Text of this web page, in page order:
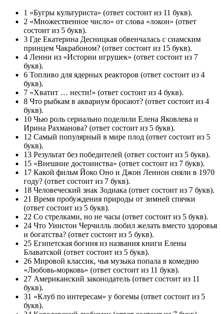
1 «Бугры культуриста» (ответ состоит из 11 букв).
2 «Множественное число» от слова «локон» (ответ
состоит из 5 букв).
3 Где Екатерина Десницкая обвенчалась с сиамским
принцем Чакрабоном? (ответ состоит из 15 букв).
4 Ленни из «Истории игрушек» (ответ состоит из 7
букв).
6 Топливо для ядерных реакторов (ответ состоит из 4
букв).
7 «Хватит … нести!» (ответ состоит из 4 букв).
8 Что рыбкам в аквариум бросают? (ответ состоит из 4
букв).
10 Чью роль сериально поделили Елена Яковлева и
Ирина Рахманова? (ответ состоит из 5 букв).
12 Самый популярный в мире плод (ответ состоит из 5
букв).
13 Результат без победителей (ответ состоит из 5 букв).
15 «Внешние достоинства» (ответ состоит из 7 букв).
17 Какой фильм Йоко Оно и Джон Леннон сняли в 1970
году? (ответ состоит из 7 букв).
18 Человеческий знак Зодиака (ответ состоит из 7 букв).
21 Время пробуждения природы от зимней спячки
(ответ состоит из 5 букв).
22 Со стрелками, но не часы (ответ состоит из 5 букв).
24 Что Уинстон Черчилль любил желать вместо здоровья
и богатства? (ответ состоит из 5 букв).
25 Египетская богиня из названия книги Елены
Блаватской (ответ состоит из 5 букв).
26 Мировой классик, чья музыка попала в комедию
«Любовь-морковь» (ответ состоит из 11 букв).
27 Американский законодатель (ответ состоит из 11
букв).
31 «Клуб по интересам» у богемы (ответ состоит из 5
букв).